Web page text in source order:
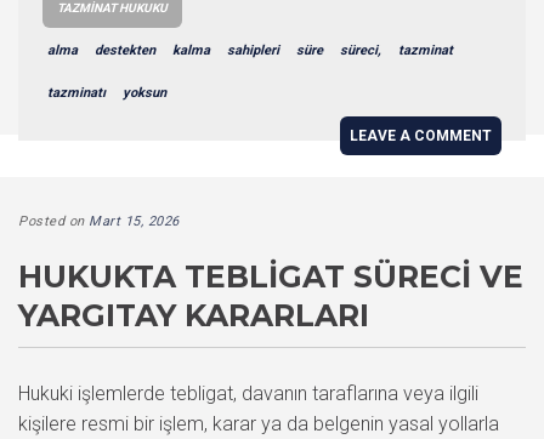
TAZMINAT HUKUKU
alma destekten kalma sahipleri süre süreci, tazminat
tazminatı yoksun
LEAVE A COMMENT
Posted on Mart 15, 2026
HUKUKTA TEBLIGAT SÜRECI VE
YARGITAY KARARLARI
Hukuki işlemlerde tebligat, davanın taraflarına veya ilgili
kişilere resmi bir işlem, karar ya da belgenin yasal yollarla